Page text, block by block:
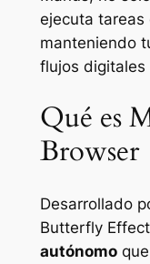
ejecuta tareas
manteniendo
flujos digitales
Qué es
Browser
Desarrollado
Butterfly
autónomoque